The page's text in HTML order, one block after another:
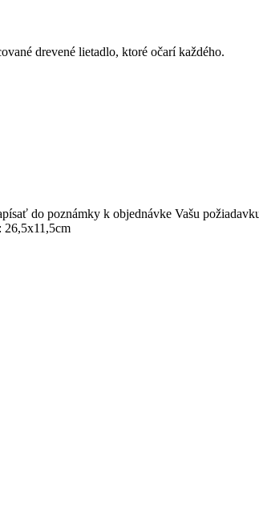
drevené lietadlo, ktoré očarí každého.
do poznámky k objednávke Vašu
26,5x11,5cm